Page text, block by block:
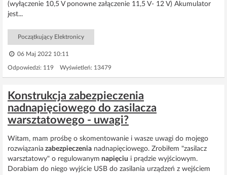
(wyłączenie 10,5 V ponowne załączenie 11,5 V- 12 V) Akumulator
jest...
Początkujący Elektronicy
06 Maj 2022 10:11
Odpowiedzi: 119 Wyświetleń: 13479
Konstrukcja zabezpieczenia
nadnapięciowego do zasilacza
warsztatowego - uwagi?
Witam, mam prośbę o skomentowanie i wasze uwagi do mojego
rozwiązania zabezpieczenia nadnapięciowego. Zrobiłem "zasilacz
warsztatowy" o regulowanym napięciu i prądzie wyjściowym.
Dorabiam do niego wyjście USB do zasilania urządzeń z wejściem